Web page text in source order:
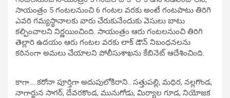
సాయంత్రం 5 గంటలనుంచి 6 గంటల వరకు అంటే గంటపాటు తిరిగి
ఎవరి గమ్యస్థానాలకు వారు చేరుకునేందుకు వెసులు బాటు
కల్పించాలని నిర్ణయించింది. సాయంత్రం ఆరు గంటలనుంచి తిరిగి
తెల్లారి ఉదయం ఆరు గంటల వరకు లాక్ డౌన్ నిబంధనలను
కఠినంగా అమలు చేయాలని పోలీసుశాఖను కేబినెట్ ఆదేశించింది.
కాగా…..కరోనా పూర్తిగా అదుపులోకిరాని.. సత్తుపల్లి, మధిర, నల్లగొండ,
నాగార్జున సాగర్, దేవరకొండ, మునుగోడు, మిర్యాల గూడ, నియోజక